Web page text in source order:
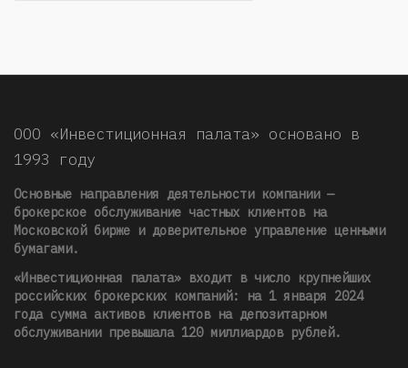
ООО «Инвестиционная палата» основано в
1993 году
Основные направления деятельности компании —
брокерское обслуживание частных клиентов на
Московской бирже и доверительное управление ценными
бумагами.
«Инвестиционная палата» входит в число крупнейших
российских брокерских компаний: на 1 января 2024
года сумма активов клиентов на депозитарном
обслуживании превышала 120 миллиардов рублей.